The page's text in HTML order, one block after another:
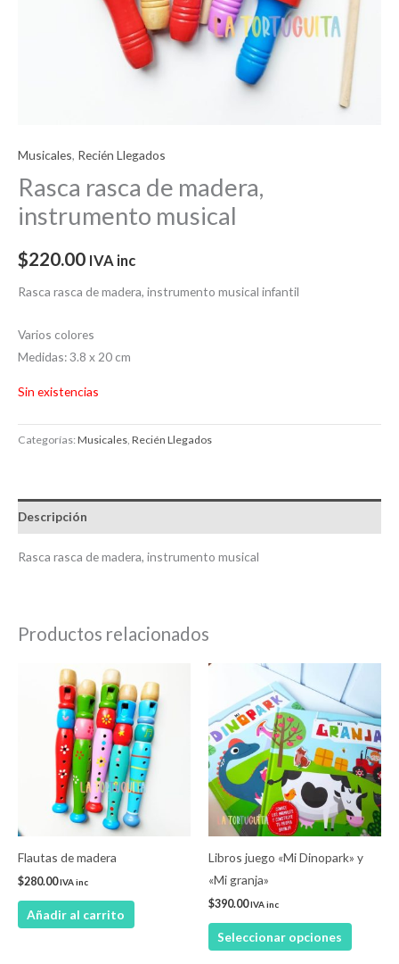
Musicales, Recién Llegados
Rasca rasca de madera,
instrumento musical
$220.00 IVA inc
Rasca rasca de madera, instrumento musical infantil
Varios colores
Medidas: 3.8 x 20 cm
Sin existencias
Categorías:Musicales, Recién Llegados
Descripción
Rasca rasca de madera, instrumento musical
Productos relacionados
Flautas de madera
$280.00IVA inc
Añadir al carrito
Libros juego «Mi Dinopark» y
«Mi granja»
$390.00IVA inc
Seleccionar opciones
Este
tiene
Las
se